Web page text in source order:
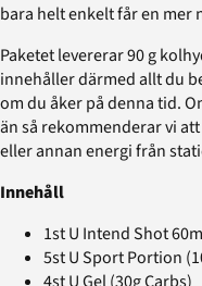
bara helt enkelt får en mer
Paketet levererar 90 g
innehåller därmed allt du
om du åker på denna tid.
än så rekommenderar vi
eller annan energi från
Innehåll
1st U Intend Shot
5st U Sport Portion